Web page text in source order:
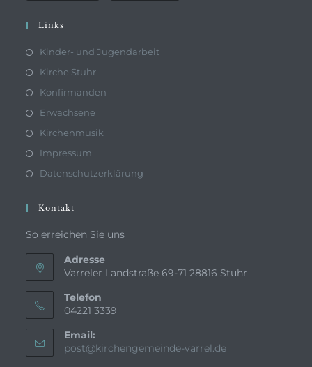
Links
Kinder- und Jugendarbeit
Kirche Stuhr
Konfirmanden
Erwachsene
Kirchenmusik
Impressum
Datenschutzerklärung
Kontakt
So erreichen Sie uns
Adresse
Varreler Landstraße 69-71 28816 Stuhr
Telefon
04221 3339
Email:
post@kirchengemeinde-varrel.deOpens